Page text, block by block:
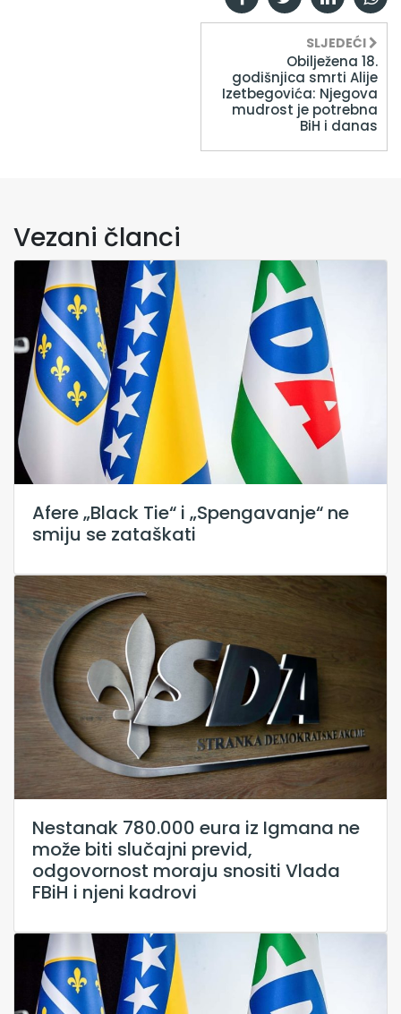
SLJEDEĆI
Obilježena 18.
godišnjica smrti Alije
Izetbegovića: Njegova
mudrost je potrebna
BiH i danas
Vezani članci
Afere „Black Tie“ i „Spengavanje“ ne
smiju se zataškati
Nestanak 780.000 eura iz Igmana ne
može biti slučajni previd,
odgovornost moraju snositi Vlada
FBiH i njeni kadrovi